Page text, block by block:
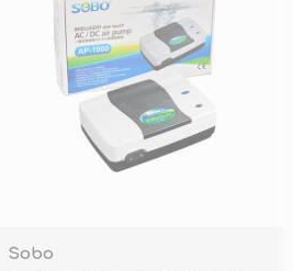
Sobo